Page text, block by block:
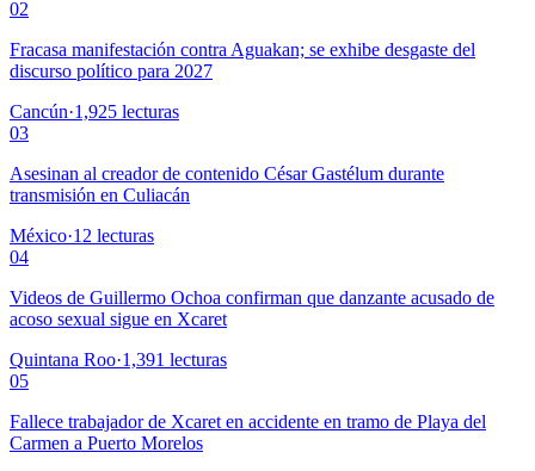
02
Fracasa manifestación contra Aguakan; se exhibe desgaste del
discurso político para 2027
Cancún·1,925 lecturas
03
Asesinan al creador de contenido César Gastélum durante
transmisión en Culiacán
México·12 lecturas
04
Videos de Guillermo Ochoa confirman que danzante acusado de
acoso sexual sigue en Xcaret
Quintana Roo·1,391 lecturas
05
Fallece trabajador de Xcaret en accidente en tramo de Playa del
Carmen a Puerto Morelos